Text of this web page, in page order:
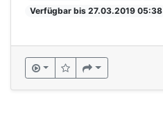
Verfügbar bis 27.03.2019 05:38